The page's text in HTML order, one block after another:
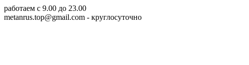
работаем c 9.00 до 23.00
metanrus.top@gmail.com - круглосуточно